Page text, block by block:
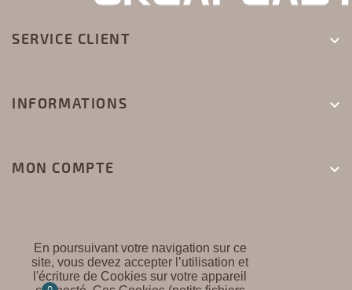
SERVICE CLIENT 
INFORMATIONS 
MON COMPTE 
En poursuivant votre navigation sur ce
site, vous devez accepter l’utilisation et
l'écriture de Cookies sur votre appareil
CREAPLAST ©